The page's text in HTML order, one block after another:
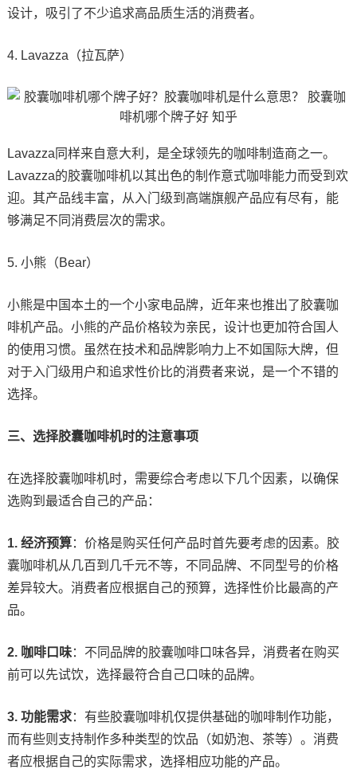
设计，吸引了不少追求高品质生活的消费者。
4. Lavazza（拉瓦萨）
Lavazza同样来自意大利，是全球领先的咖啡制造商之一。
Lavazza的胶囊咖啡机以其出色的制作意式咖啡能力而受到欢
迎。其产品线丰富，从入门级到高端旗舰产品应有尽有，能
够满足不同消费层次的需求。
5. 小熊（Bear）
小熊是中国本土的一个小家电品牌，近年来也推出了胶囊咖
啡机产品。小熊的产品价格较为亲民，设计也更加符合国人
的使用习惯。虽然在技术和品牌影响力上不如国际大牌，但
对于入门级用户和追求性价比的消费者来说，是一个不错的
选择。
三、选择胶囊咖啡机时的注意事项
在选择胶囊咖啡机时，需要综合考虑以下几个因素，以确保
选购到最适合自己的产品：
1. 经济预算：价格是购买任何产品时首先要考虑的因素。胶
囊咖啡机从几百到几千元不等，不同品牌、不同型号的价格
差异较大。消费者应根据自己的预算，选择性价比最高的产
品。
2. 咖啡口味：不同品牌的胶囊咖啡口味各异，消费者在购买
前可以先试饮，选择最符合自己口味的品牌。
3. 功能需求：有些胶囊咖啡机仅提供基础的咖啡制作功能，
而有些则支持制作多种类型的饮品（如奶泡、茶等）。消费
者应根据自己的实际需求，选择相应功能的产品。